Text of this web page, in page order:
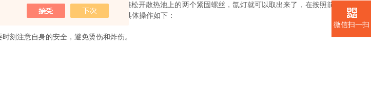
开灯池上的三个螺丝，再用十字改锥松开散热池上的两个紧固螺丝，氙灯就可以取出来了，在按照前
进入服务模式才能从“0”开始计时，具体操作如下：
注意自身的安全，避免烫伤和炸伤。
微信扫一扫